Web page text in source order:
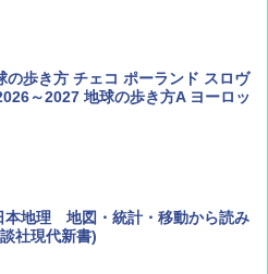
特集 星野道夫 夢見る旅
（エアライン）2026年9月号【特
ング110周年を祝して！
の歩き方 チェコ ポーランド スロヴ
～2027 地球の歩き方A ヨーロッ
本地理 地図・統計・移動から読み
社現代新書)